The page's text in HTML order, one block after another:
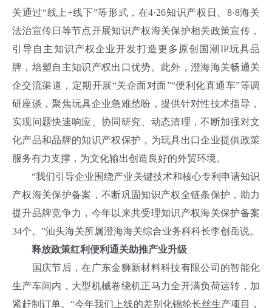
关通过“线上+线下”等形式，在4·26知识产权日、8·8海关
法治宣传日等节点开展知识产权海关保护相关政策宣传，
引导自主知识产权企业开发打造更多原创国潮IP玩具品
牌，培塑自主知识产权出口优势。此外，澄海海关畅通关
企交流渠道，定期开展“关企面对面”“便利化直通车”等调
研座谈，聚焦玩具企业急难愁盼，提供针对性技术指导，
实现问题快速响应、协同研究、动态清理，不断加强对文
化产品和品牌的知识产权保护，为玩具出口企业提供政策
服务有力支撑，为文化输出创造良好的外贸环境。
“我们引导企业围绕产业关键技术和核心专利申请知识
产权海关保护备案，不断巩固知识产权全链条保护，助力
提升品牌竞争力，今年以来共受理知识产权海关保护备案
34个。”汕头海关所属澄海海关综合业务科科长李创岳说。
释放政策红利便利通关助推产业升级
国庆节后，在广东金狮新材料科技有限公司的智能化
生产车间内，大型机械卷绕机正马力全开满负荷运转，加
紧赶制订单。“今年我们上线的差别化锦纶长丝生产项目，